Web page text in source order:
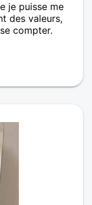
je puisse me
des valeurs,
compter.